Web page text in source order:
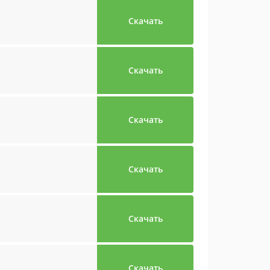
Скачать
Скачать
Скачать
Скачать
Скачать